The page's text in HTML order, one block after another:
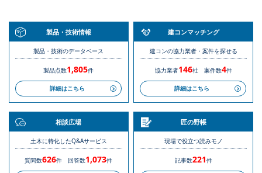
製品・技術情報
製品・技術のデータベース
製品点数1,805件
詳細はこちら
建コンマッチング
建コンの協力業者・案件を探せる
協力業者146社 案件数4件
詳細はこちら
相談広場
土木に特化したQ&Aサービス
質問数626件 回答数1,073件
匠の野帳
現場で役立つ読みモノ
記事数221件